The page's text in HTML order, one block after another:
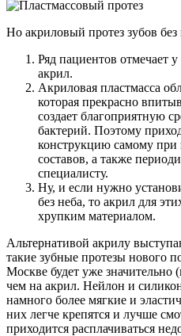
Но акриловый протез зубов
Ряд пациентов отмечает
акрил.
Акриловая пластмасса
которая прекрасно
создает благоприятную
бактерий. Поэтому
конструкцию самому
составов, а также
специалисту.
Ну, и если нужно
без неба, то акрил для
хрупким материалом.
Альтернативой акрилу
такие зубные протезы нового
Москве будет уже
чем на акрил. Нейлон и
намного более мягкие и
них легче крепятся и лучше
приходится расплачиваться